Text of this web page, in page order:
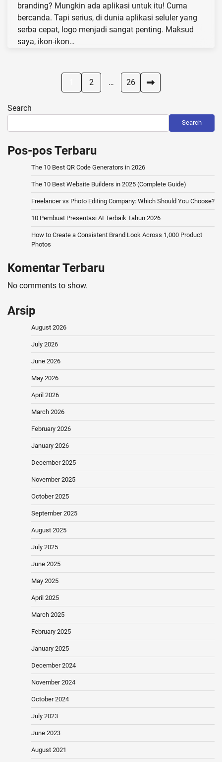
branding? Mungkin ada aplikasi untuk itu! Cuma
bercanda. Tapi serius, di dunia aplikasi seluler yang
serba cepat, logo menjadi sangat penting. Maksud
saya, ikon-ikon…
2 … 26
Search
Search
Pos-pos Terbaru
The 10 Best QR Code Generators in 2026
The 10 Best Website Builders in 2025 (Complete Guide)
Freelancer vs Photo Editing Company: Which Should You Choose?
10 Pembuat Presentasi AI Terbaik Tahun 2026
How to Create a Consistent Brand Look Across 1,000 Product
Photos
Komentar Terbaru
No comments to show.
Arsip
August 2026
July 2026
June 2026
May 2026
April 2026
March 2026
February 2026
January 2026
December 2025
November 2025
October 2025
September 2025
August 2025
July 2025
June 2025
May 2025
April 2025
March 2025
February 2025
January 2025
December 2024
November 2024
October 2024
July 2023
June 2023
August 2021